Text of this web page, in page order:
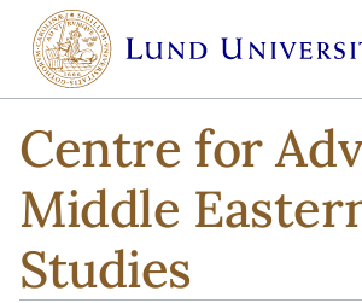
Skip to main content
Centre for
Middle
Studies